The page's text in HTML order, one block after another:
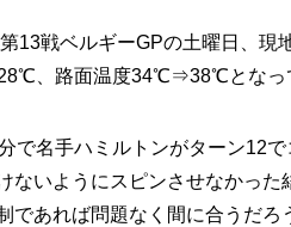
13戦ベルギーGPの土曜日、現
、路面温度34℃⇒38℃となっ
で名手ハミルトンがターン12
ないようにスピンさせなかっ
であれば問題なく間に合うだろ